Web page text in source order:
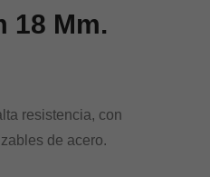
Premium
Mm.
18 Mm.
resistencia, con
de acero.